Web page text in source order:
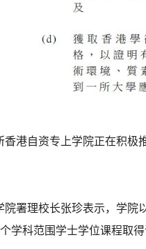
香港自资专上学院正在积
院署理校长张珍表示，学院
学科范围学士学位课程取